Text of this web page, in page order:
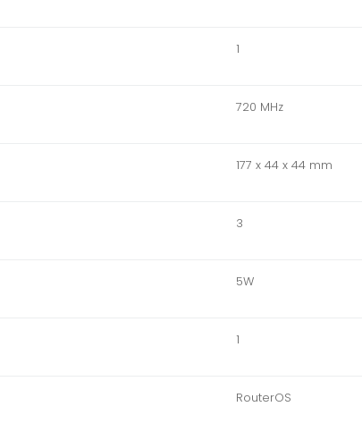
1
720 MHz
177 x 44 x 44 mm
3
5W
1
RouterOS